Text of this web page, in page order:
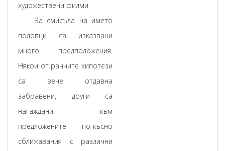
художествени филми.
За смисъла на името
половци са изказвани
много предположения.
Някои от ранните хипотези
са вече отдавна
забравени, други са
нагаждани към
предложените по-късно
сближавания с различни